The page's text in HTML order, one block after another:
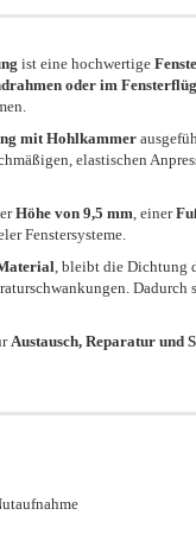
ist eine hochwertige
oder im
mit Hohlkammer
elastischen
Höhe von 9,5 mm, einer
Fenstersysteme.
, bleibt die Dichtung
Dadurch
Austausch, Reparatur und